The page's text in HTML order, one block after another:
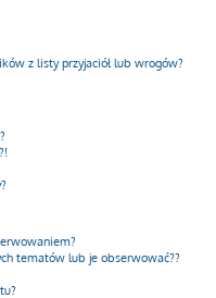
z listy przyjaciół lub wrogów?
tematów lub je obserwować??